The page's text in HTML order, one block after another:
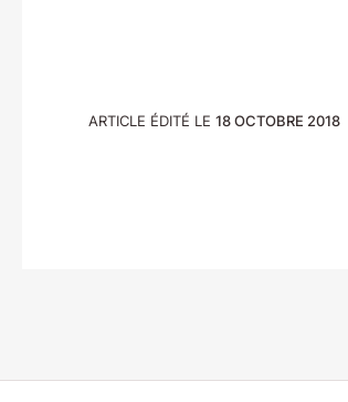
ARTICLE ÉDITÉ LE 18 OCTOBRE 2018